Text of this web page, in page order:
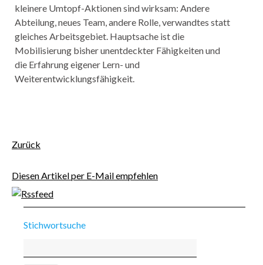
kleinere Umtopf-Aktionen sind wirksam: Andere
Abteilung, neues Team, andere Rolle, verwandtes statt
gleiches Arbeitsgebiet. Hauptsache ist die
Mobilisierung bisher unentdeckter Fähigkeiten und
die Erfahrung eigener Lern- und
Weiterentwicklungsfähigkeit.
Zurück
Diesen Artikel per E-Mail empfehlen
Stichwortsuche